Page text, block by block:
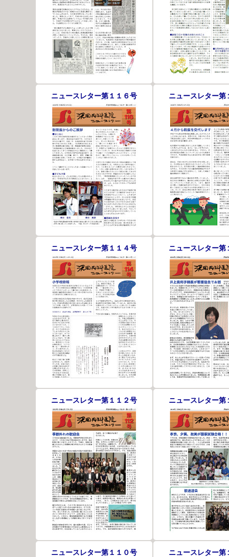
ニュースレター第１１６号 ニュースレター第
ニュースレター第１１４号 ニュースレター第
ニュースレター第１１２号 ニュースレター第
ニュースレター第１１０号 ニュースレター第